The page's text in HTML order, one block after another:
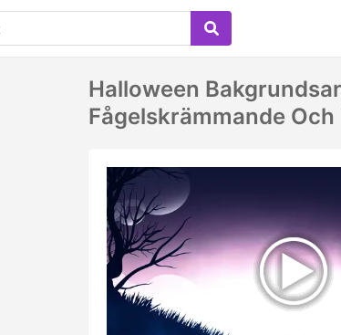
Halloween
Fågelskrämmande